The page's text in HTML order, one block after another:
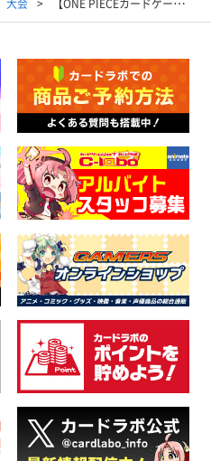
大会 【ONE PIECEカードゲーム】スタンダードバトル